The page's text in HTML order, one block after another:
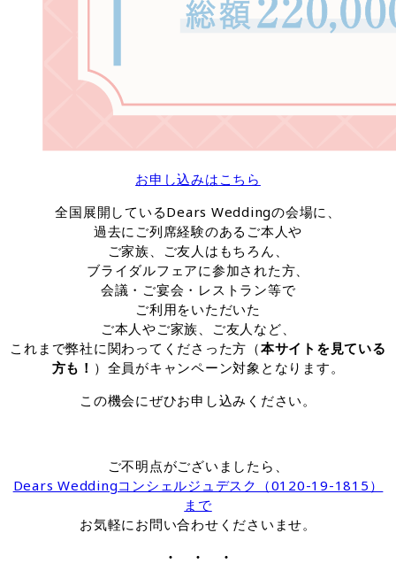
お申し込みはこちら
全国展開しているDears Weddingの会場に、
過去にご列席経験のあるご本人や
ご家族、ご友人はもちろん、
ブライダルフェアに参加された方、
会議・ご宴会・レストラン等で
ご利用をいただいた
ご本人やご家族、ご友人など、
これまで弊社に関わってくださった方（本サイトを見ている
方も！ ）全員がキャンペーン対象となります。
この機会にぜひお申し込みください。
ご不明点がございましたら、
Dears Weddingコンシェルジュデスク（0120-19-1815）
まで
お気軽にお問い合わせくださいませ。
・ ・ ・